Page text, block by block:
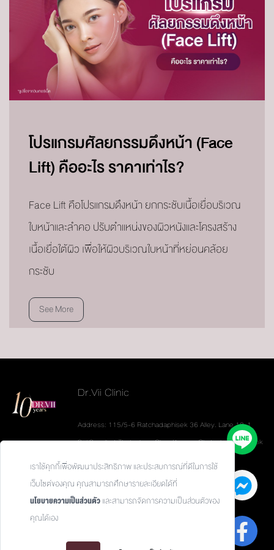
โปรแกรมศัลยกรรมดึงหน้า (Face
Lift) คืออะไร ราคาเท่าไร?
Face Lift คือโปรแกรมดึงหน้า ยกกระชับเนื้อเยื่อบริเวณ
ใบหน้าและลำคอ ปรับตำแหน่งของผิวหนังและโครงสร้าง
เนื้อเยื่อใต้ผิว เพื่อให้ผิวบริเวณใบหน้าที่หย่อนคล้อย
กระชับ
See More
Dr.Vii Clinic
Address: 115/5-6 Ratchadaphisek 36 Alley. Lane 19-1
Soi Sannibat Thetsaban. Chan Kasem. Chatuchak. Bangkok
Tel: 093-626-6624
เราใช้คุกกี้เพื่อพัฒนาประสิทธิภาพ และประสบการณ์ที่ดีในการใช้
เว็บไซต์ของคุณ คุณสามารถศึกษารายละเอียดได้ที่
นโยบายความเป็นส่วนตัวและสามารถจัดการความเป็นส่วนตัวของ
คุณได้เอง